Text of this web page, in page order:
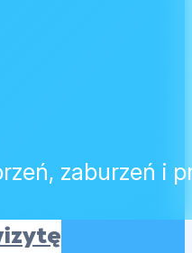
zaburzeń i